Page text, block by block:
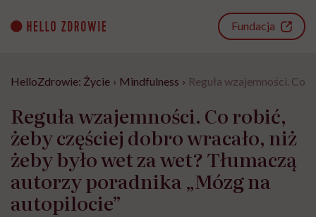
content
Fundacja
HelloZdrowie: Życie › Mindfulness › Reguła wzajemności. Co
Reguła wzajemności. Co robić,
żeby częściej dobro wracało, niż
żeby było wet za wet? Tłumaczą
autorzy poradnika „Mózg na
autopilocie”